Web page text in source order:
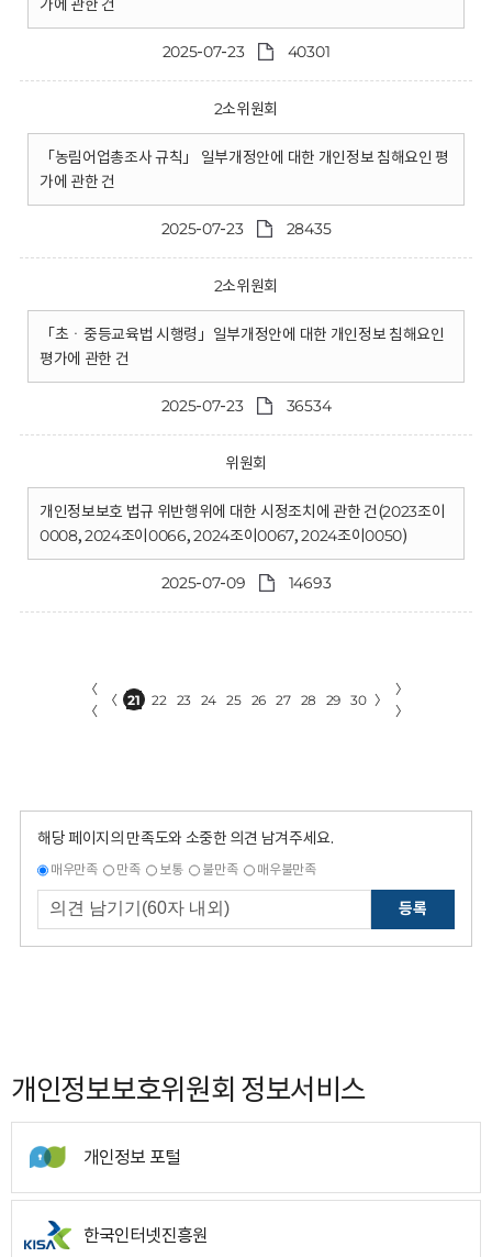
가에 관한 건
2025-07-23 40301
2소위원회
「농림어업총조사 규칙」 일부개정안에 대한 개인정보 침해요인 평
가에 관한 건
2025-07-23 28435
2소위원회
「초ㆍ중등교육법 시행령」일부개정안에 대한 개인정보 침해요인
평가에 관한 건
2025-07-23 36534
위원회
개인정보보호 법규 위반행위에 대한 시정조치에 관한 건(2023조이
0008, 2024조이0066, 2024조이0067, 2024조이0050)
2025-07-09 14693
〈
〈
〈 21 22 23 24 25 26 27 28 29 30 〉
〉
〉
해당 페이지의 만족도와 소중한 의견 남겨주세요.
매우만족 만족 보통 불만족 매우불만족
등록
개인정보보호위원회 정보서비스
개인정보 포털
한국인터넷진흥원